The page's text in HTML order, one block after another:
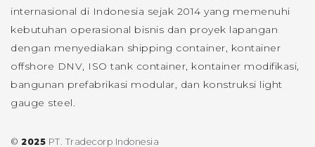
internasional di Indonesia sejak 2014 yang memenuhi
kebutuhan operasional bisnis dan proyek lapangan
dengan menyediakan shipping container, kontainer
offshore DNV, ISO tank container, kontainer modifikasi,
bangunan prefabrikasi modular, dan konstruksi light
gauge steel.
© 2025 PT. Tradecorp Indonesia